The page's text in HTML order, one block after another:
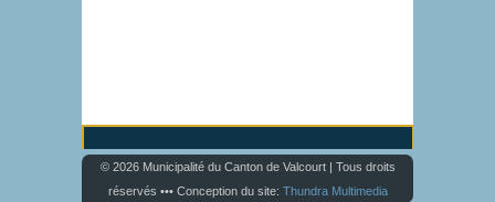
© 2026 Municipalité du Canton de Valcourt | Tous droits
réservés ••• Conception du site: Thundra Multimedia